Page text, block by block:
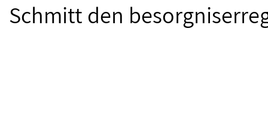
Schmitt den